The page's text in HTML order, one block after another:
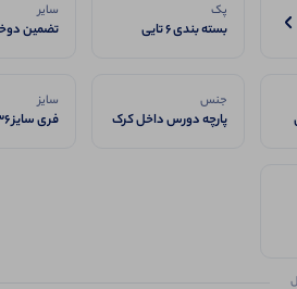
پک
بسته بندی 6 تایی
سایر
تضمین
جنس
پارچه دورس داخل کرک
سایز
فری سایز ۳۶ تا ۴۶